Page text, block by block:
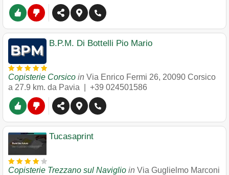
B.P.M. Di Bottelli Pio Mario
Copisterie Corsico in Via Enrico Fermi 26, 20090 Corsico
a 27.9 km. da Pavia | +39 024501586
Tucasaprint
Copisterie Trezzano sul Naviglio in Via Guglielmo Marconi